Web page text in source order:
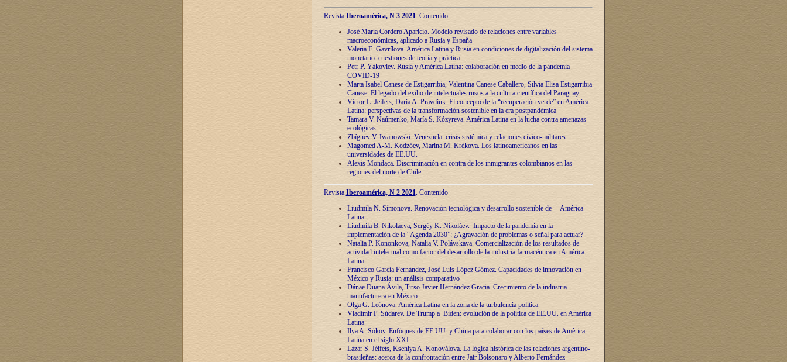
Revista Iberoamérica, N 3 2021. Contenido
José María Cordero Aparicio. Modelo revisado de relaciones entre variables
macroeconómicas, aplicado a Rusia y España
Valeria E. Gavrílova. América Latina y Rusia en condiciones de digitalización del sistema
monetario: cuestiones de teoría y práctica
Petr P. Yákovlev. Rusia y América Latina: colaboración en medio de la pandemia
COVID-19
Marta Isabel Canese de Estigarribia, Valentina Canese Caballero, Silvia Elisa Estigarribia
Canese. El legado del exilio de intelectuales rusos a la cultura científica del Paraguay
Víctor L. Jeifets, Daria A. Pravdiuk. El concepto de la “recuperación verde” en América
Latina: perspectivas de la transformación sostenible en la era postpandémica
Tamara V. Naúmenko, María S. Kózyreva. América Latina en la lucha contra amenazas
ecológicas
Zbígnev V. Iwanowski. Venezuela: crisis sistémica y relaciones cívico-militares
Magomed A-M. Kodzóev, Marina M. Krékova. Los latinoamericanos en las
universidades de EE.UU.
Alexis Mondaca. Discriminación en contra de los inmigrantes colombianos en las
regiones del norte de Chile
RevistaIberoamérica, N 2 2021. Contenido
Liudmila N. Símonova. Renovaciόn tecnolόgica y desarrollo sostenible de América
Latina
Liudmila B. Nikoláeva, Sergéy K. Nikoláev. Impacto de la pandemia en la
implementaciόn de la “Agenda 2030”: ¿Agravaciόn de problemas o señal para actuar?
Natalia P. Kononkova, Natalia V. Polávskaya. Comercializaciόn de los resultados de
actividad intelectual como factor del desarrollo de la industria farmacéutica en América
Latina
Francisco García Fernández, José Luis López Gómez. Capacidades de innovaciόn en
México y Rusia: un análisis comparativo
Dánae Duana Ávila, Tirso Javier Hernández Gracia. Crecimiento de la industria
manufacturera en México
Olga G. Leόnova. América Latina en la zona de la turbulencia política
Vladímir P. Súdarev. De Trump a Biden: evoluciόn de la política de EE.UU. en América
Latina
Ilya A. Sόkov. Enfόques de EE.UU. y China para colaborar con los países de Amèrica
Latina en el siglo XXI
Lázar S. Jéifets, Kseniya A. Konoválova. La lόgica histόrica de las relaciones argentino-
brasileñas: acerca de la confrontaciόn entre Jair Bolsonaro y Alberto Fernández